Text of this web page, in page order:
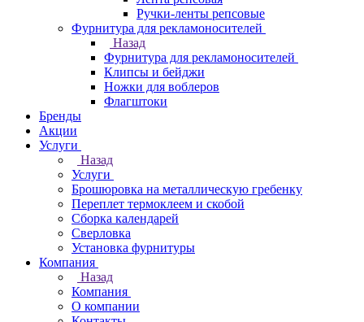
Ручки-ленты репсовые
Фурнитура для рекламоносителей
Назад
Фурнитура для рекламоносителей
Клипсы и бeйджи
Ножки для воблеров
Флагштоки
Бренды
Акции
Услуги
Назад
Услуги
Брошюровка на металлическую гребенку
Переплет термоклеем и скобой
Сборка календарей
Сверловка
Установка фурнитуры
Компания
Назад
Компания
О компании